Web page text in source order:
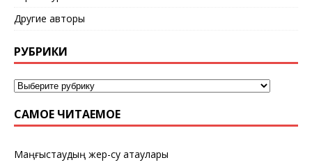
Другие авторы
РУБРИКИ
САМОЕ ЧИТАЕМОЕ
Маңғыстаудың жер-су атаулары